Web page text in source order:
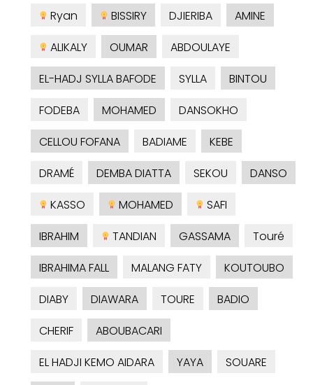
Ryan
BISSIRY DJIERIBA
AMINE
ALIKALY
OUMAR
ABDOULAYE
EL-HADJ SYLLA BAFODE
SYLLA
BINTOU
FODEBA
MOHAMED
DANSOKHO
CELLOU FOFANA
BADIAME
KEBE
DRAMÉ
DEMBA DIATTA SEKOU
DANSO
KASSO
MOHAMED
SAFI
IBRAHIM
TANDIAN GASSAMA
Touré
IBRAHIMA FALL
MALANG FATY
KOUTOUBO
DIABY
DIAWARA TOURE
BADIO
CHERIF
ABOUBACARI
EL HADJI KEMO AIDARA
YAYA
SOUARE